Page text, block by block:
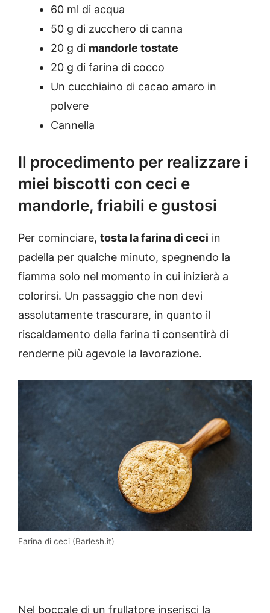
60 ml di acqua
50 g di zucchero di canna
20 g di mandorle tostate
20 g di farina di cocco
Un cucchiaino di cacao amaro in
polvere
Cannella
Il procedimento per realizzare i
miei biscotti con ceci e
mandorle, friabili e gustosi
Per cominciare, tosta la farina di ceci in
padella per qualche minuto, spegnendo la
fiamma solo nel momento in cui inizierà a
colorirsi. Un passaggio che non devi
assolutamente trascurare, in quanto il
riscaldamento della farina ti consentirà di
renderne più agevole la lavorazione.
Farina di ceci (Barlesh.it)
Nel boccale di un frullatore inserisci la